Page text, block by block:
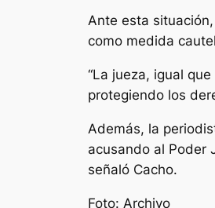
Ante esta
como medida
“La jueza, igual
protegiendo los
Además, la
acusando al Poder
señaló Cacho.
Foto: Archivo